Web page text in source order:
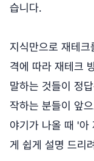
습니다.
지식만으로 재테
격에 따라 재테크
말하는 것들이 정
작하는 분들이 앞
야기가 나올 때 '아
게 쉽게 설명 드리